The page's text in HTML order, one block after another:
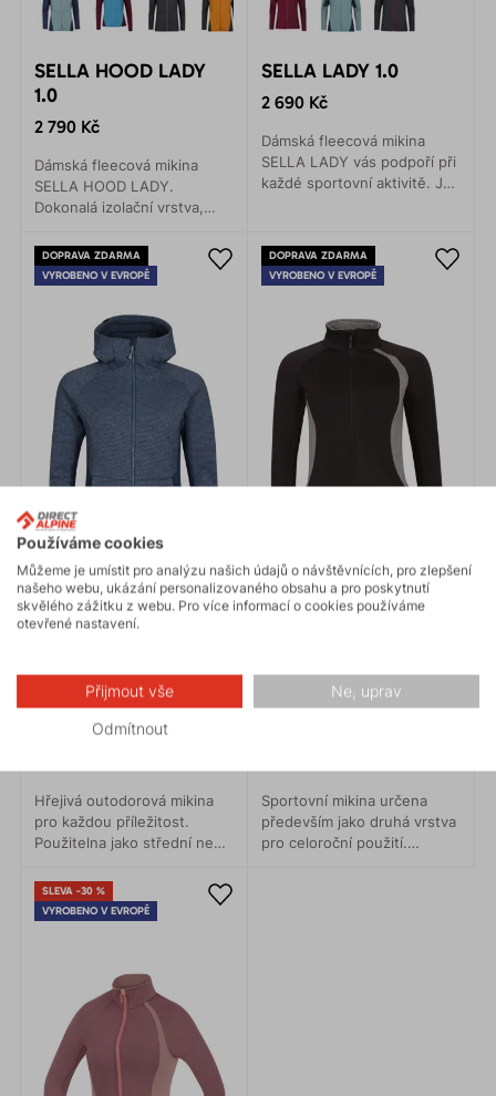
SELLA HOOD LADY
1.0
2 790 Kč
Dámská fleecová mikina
SELLA HOOD LADY.
Dokonalá izolační vrstva,
nejnáročnějších sportovních
aktivitách.
SELLA LADY 1.0
2 690 Kč
Dámská fleecová mikina
SELLA LADY vás podpoří při
každé sportovní aktivitě. Je
DOPRAVA ZDARMA
VYROBENO V EVROPĚ
ALASKA LADY 1.0
Hřejivá outodorová mikina
pro každou příležitost.
Použitelna jako střední nebo
kapucou. Zahřeje a
současně dobře odvádí
přebytečnou vlhkost.
DOPRAVA ZDARMA
VYROBENO V EVROPĚ
Sportovní mikina určena
především jako druhá vrstva
pro celoroční použití.
SLEVA -30 %
VYROBENO V EVROPĚ
Používáme cookies
Můžeme je umístit pro analýzu našich údajů o návštěvnících, pro zlepšení
našeho webu, ukázání personalizovaného obsahu a pro poskytnutí
skvělého zážitku z webu. Pro více informací o cookies používáme
otevřené nastavení.
Přijmout vše Ne, uprav
Odmítnout